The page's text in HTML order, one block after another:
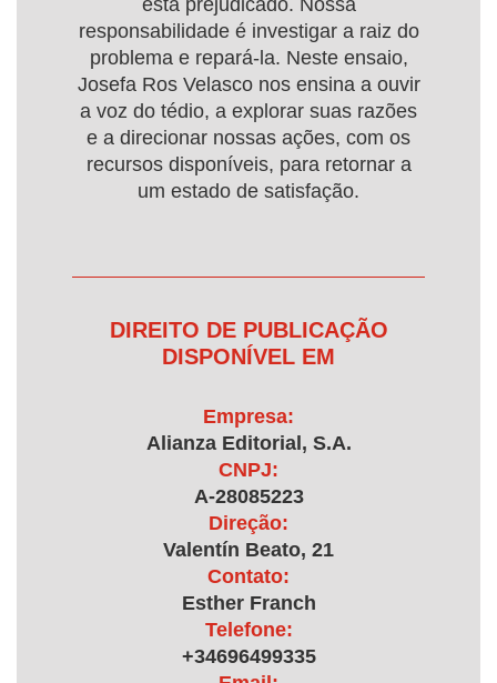
está prejudicado. Nossa
responsabilidade é investigar a raiz do
problema e repará-la. Neste ensaio,
Josefa Ros Velasco nos ensina a ouvir
a voz do tédio, a explorar suas razões
e a direcionar nossas ações, com os
recursos disponíveis, para retornar a
um estado de satisfação.
DIREITO DE PUBLICAÇÃO
DISPONÍVEL EM
Empresa:
Alianza Editorial, S.A.
CNPJ:
A-28085223
Direção:
Valentín Beato, 21
Contato:
Esther Franch
Telefone:
+34696499335